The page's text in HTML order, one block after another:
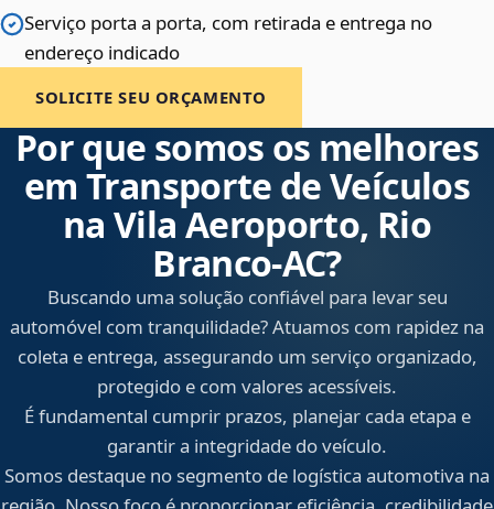
Serviço porta a porta, com retirada e entrega no
endereço indicado
SOLICITE SEU ORÇAMENTO
Por que somos os melhores
em Transporte de Veículos
na Vila Aeroporto, Rio
Branco‑AC?
Buscando uma solução confiável para levar seu
automóvel com tranquilidade? Atuamos com rapidez na
coleta e entrega, assegurando um serviço organizado,
protegido e com valores acessíveis.
É fundamental cumprir prazos, planejar cada etapa e
garantir a integridade do veículo.
Somos destaque no segmento de logística automotiva na